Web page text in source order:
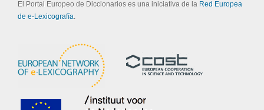
El Portal Europeo de Diccionarios es una iniciativa de la Red Europea
de e-Lexicografía.